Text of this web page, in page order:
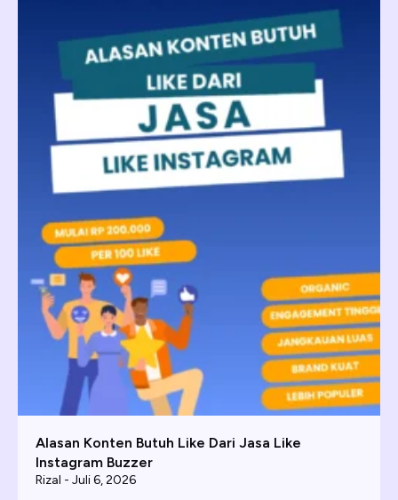
Alasan Konten Butuh Like Dari Jasa Like
Instagram Buzzer
Rizal
Juli 6, 2026